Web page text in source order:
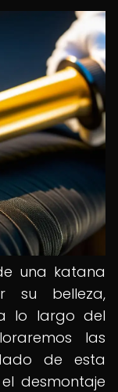
una katana
su belleza,
lo largo del
las
de esta
desmontaje